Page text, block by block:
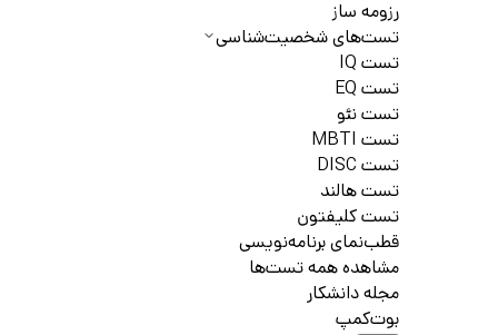
رزومه ساز
تست‌های شخصیت‌شناسی
تست IQ
تست EQ
تست نئو
تست MBTI
تست DISC
تست هالند
تست کلیفتون
قطب‌نمای برنامه‌نویسی
مشاهده همه تست‌ها
مجله دانشکار
بوت‌کمپ